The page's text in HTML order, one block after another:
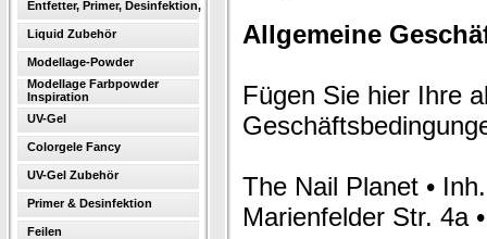
Entfetter, Primer, Desinfektion,
Liquid Zubehör
Modellage-Powder
Modellage Farbpowder
Inspiration
UV-Gel
Colorgele Fancy
UV-Gel Zubehör
Primer & Desinfektion
Feilen
Allgemeine
Fügen Sie hier Ihre
The Nail Planet •
Marienfelder Str. 4a